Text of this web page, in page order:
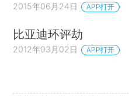
2015年06月24日 APP打开
比亚迪环评劫
2012年03月02日 APP打开